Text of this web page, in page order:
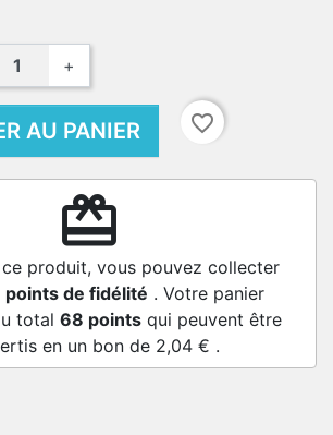
+
AU PANIER favorite_border
redeem
produit, vous pouvez collecter
points de fidélité . Votre panier
total 68 pointsqui peuvent être
en un bon de 2,04 € .